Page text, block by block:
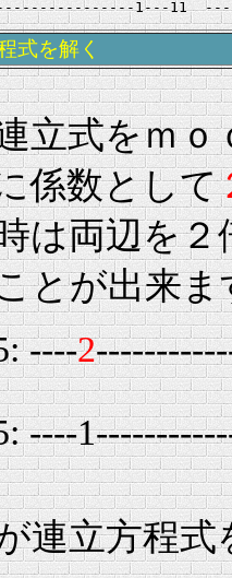
式を解く
立式をｍ
係数として
は両辺を
とが出来ま
2
連立方程